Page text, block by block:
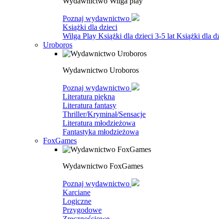
Poznaj wydawnictwo
Książki dla dzieci
Wilga Play Książki dla dzieci 3-5 lat Książki dla
Uroboros
Wydawnictwo Uroboros
Poznaj wydawnictwo
Literatura piękna
Literatura fantasy
Thriller/Kryminał/Sensacje
Literatura młodzieżowa
Fantastyka młodzieżowa
FoxGames
Wydawnictwo FoxGames
Poznaj wydawnictwo
Karciane
Logiczne
Przygodowe